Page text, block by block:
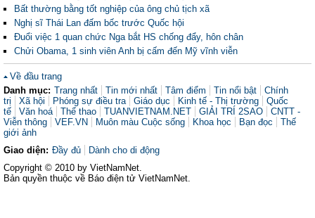
Bất thường bằng tốt nghiệp của ông chủ tịch xã
Nghị sĩ Thái Lan đấm bốc trước Quốc hội
Đuổi việc 1 quan chức Nga bắt HS chống đẩy, hôn chân
Chửi Obama, 1 sinh viên Anh bị cấm đến Mỹ vĩnh viễn
Về đầu trang
Danh mục: Trang nhất Tin mới nhất Tâm điểm Tin nổi bật
Chính
trị
Xã hội Phóng sự điều tra Giáo dục Kinh tế - Thị trường
Quốc
tế
Văn hoá Thể thao TUANVIETNAM.NET GIẢI TRÍ 2SAO
CNTT -
Viễn thông
VEF.VN Muôn màu Cuộc sống Khoa học Bạn đọc
Thế
giới ảnh
Giao diện: Đầy đủ
Dành cho di động
Copyright © 2010 by VietNamNet.
Bản quyền thuộc về Báo điện tử VietNamNet.